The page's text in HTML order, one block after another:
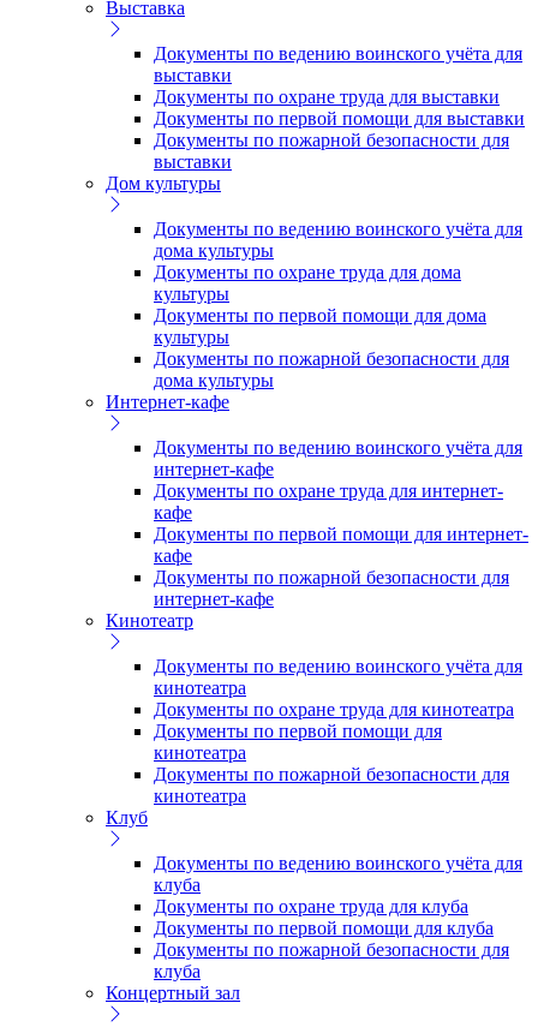
Выставка
Документы по ведению воинского учёта для
выставки
Документы по охране труда для выставки
Документы по первой помощи для выставки
Документы по пожарной безопасности для
выставки
Дом культуры
Документы по ведению воинского учёта для
дома культуры
Документы по охране труда для дома
культуры
Документы по первой помощи для дома
культуры
Документы по пожарной безопасности для
дома культуры
Интернет-кафе
Документы по ведению воинского учёта для
интернет-кафе
Документы по охране труда для интернет-
кафе
Документы по первой помощи для интернет-
кафе
Документы по пожарной безопасности для
интернет-кафе
Кинотеатр
Документы по ведению воинского учёта для
кинотеатра
Документы по охране труда для кинотеатра
Документы по первой помощи для
кинотеатра
Документы по пожарной безопасности для
кинотеатра
Клуб
Документы по ведению воинского учёта для
клуба
Документы по охране труда для клуба
Документы по первой помощи для клуба
Документы по пожарной безопасности для
клуба
Концертный зал